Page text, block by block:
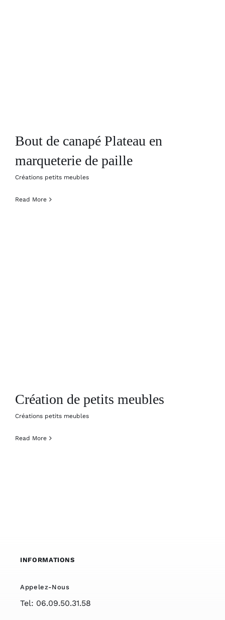
Bout de canapé Plateau en
marqueterie de paille
Créations petits meubles
Read More
Création de petits meubles
Créations petits meubles
Read More
INFORMATIONS
Appelez-Nous
Tel: 06.09.50.31.58